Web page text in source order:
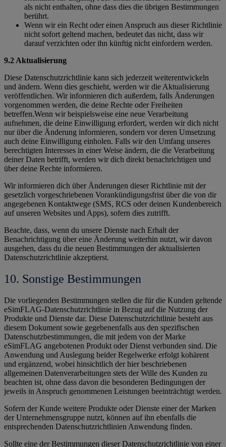
als nicht enthalten, ohne dass dies die übrigen Bestimmungen
berührt.
Wenn wir ein Recht oder einen Anspruch aus dieser Richtlinie
nicht sofort geltend machen, bedeutet das nicht, dass wir
darauf verzichten oder ihn künftig nicht einfordern werden.
9.2 Aktualisierung
Diese Datenschutzrichtlinie kann sich jederzeit weiterentwickeln
und ändern. Wenn dies geschieht, werden wir die Aktualisierung
veröffentlichen. Wir informieren dich außerdem, falls Änderungen
vorgenommen werden, die deine Rechte oder Freiheiten
betreffen.Wenn wir beispielsweise eine neue Verarbeitung
aufnehmen, die deine Einwilligung erfordert, werden wir dich nicht
nur über die Änderung informieren, sondern vor deren Umsetzung
auch deine Einwilligung einholen. Falls wir den Umfang unseres
berechtigten Interesses in einer Weise ändern, die die Verarbeitung
deiner Daten betrifft, werden wir dich direkt benachrichtigen und
über deine Rechte informieren.
Wir informieren dich über Änderungen dieser Richtlinie mit der
gesetzlich vorgeschriebenen Vorankündigungsfrist über die von dir
angegebenen Kontaktwege (SMS, RCS oder deinen Kundenbereich
auf unseren Websites und Apps), sofern dies zutrifft.
Beachte, dass, wenn du unsere Dienste nach Erhalt der
Benachrichtigung über eine Änderung weiterhin nutzt, wir davon
ausgehen, dass du die neuen Bestimmungen der aktualisierten
Datenschutzrichtlinie akzeptierst.
10. Sonstige Bestimmungen
Die vorliegenden Bestimmungen stellen die für die Kunden geltende
eSimFLAG-Datenschutzrichtlinie in Bezug auf die Nutzung der
Produkte und Dienste dar. Diese Datenschutzrichtlinie besteht aus
diesem Dokument sowie gegebenenfalls aus den spezifischen
Datenschutzbestimmungen, die mit jedem von der Marke
eSimFLAG angebotenen Produkt oder Dienst verbunden sind. Die
Anwendung und Auslegung beider Regelwerke erfolgt kohärent
und ergänzend, wobei hinsichtlich der hier beschriebenen
allgemeinen Datenverarbeitungen stets der Wille des Kunden zu
beachten ist, ohne dass davon die besonderen Bedingungen der
jeweils in Anspruch genommenen Leistungen beeinträchtigt werden.
Sofern der Kunde weitere Produkte oder Dienste einer der Marken
der Unternehmensgruppe nutzt, können auf ihn ebenfalls die
entsprechenden Datenschutzrichtlinien Anwendung finden.
Sollte eine der Bestimmungen dieser Datenschutzrichtlinie von einer